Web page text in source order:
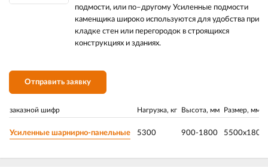
подмости, или по–другому Усиленные подмости
каменщика широко используются для удобства при
кладке стен или перегородок в строящихся
конструкциях и зданиях.
Отправить заявку
заказной шифр Нагрузка, кг Высота, мм Размер, мм
Усиленные шарнирно-панельные 5300 900-1800 5500х1800